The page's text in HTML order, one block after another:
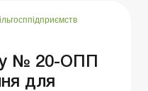
№ 20-ОПП
для